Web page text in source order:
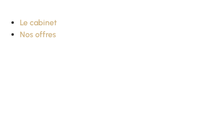
Le cabinet
Nos offres